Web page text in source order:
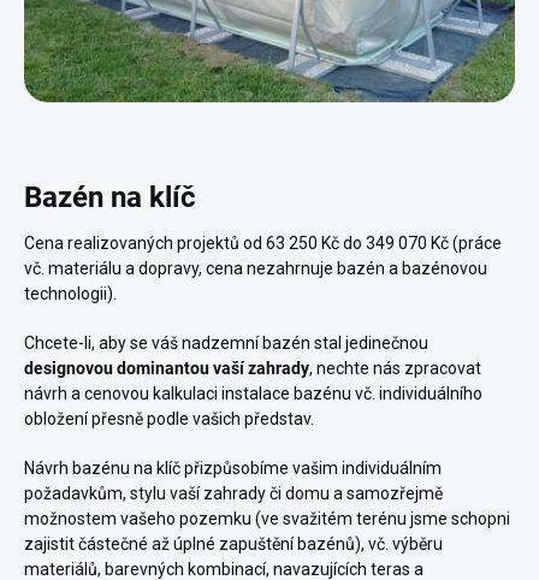
Bazén na klíč
Cena realizovaných projektů od 63 250 Kč do 349 070 Kč(práce
vč. materiálu a dopravy, cena nezahrnuje bazén a bazénovou
technologii).
Chcete-li, aby se váš nadzemní bazén stal jedinečnou
designovou dominantou vaší zahrady, nechte nás zpracovat
návrh a cenovou kalkulaci instalace bazénu vč. individuálního
obložení přesně podle vašich představ.
Návrh bazénu na klíč přizpůsobíme vašim individuálním
požadavkům, stylu vaší zahrady či domu a samozřejmě
možnostem vašeho pozemku (ve svažitém terénu jsme schopni
zajistit částečné až úplné zapuštění bazénů), vč. výběru
materiálů, barevných kombinací, navazujících teras a